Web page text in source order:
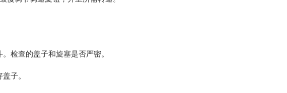
检查的盖子和旋塞是否严密。
子。